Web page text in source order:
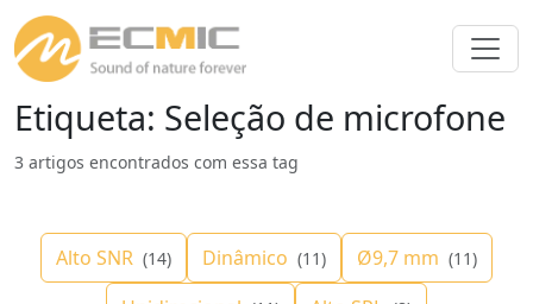
Etiqueta: Seleção de microfone
3 artigos encontrados com essa tag
Alto SNR (14) Dinâmico (11) Ø9,7 mm (11)